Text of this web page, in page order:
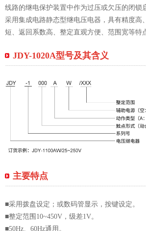
线路的继电保护装置中作为过压或欠压的闭锁
采用集成电路静态型继电压电器，具有精度高
短、返回系数高、整定直观方便、范围宽等特
JDY-1020A型号及其含义
主要特点
■采用拨盘设定；或数码管显示，按键设定。
■整定范围10~450V，级差1V。
■50Hz、60Hz通用。